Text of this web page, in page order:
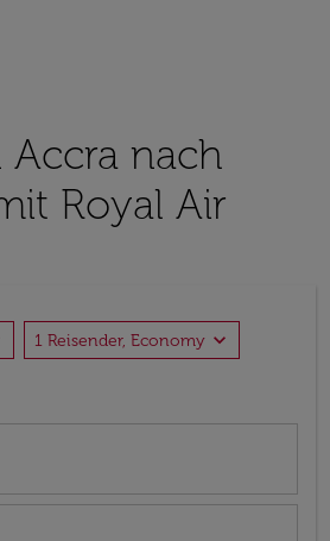
Accra nach
Royal Air
1 Reisender, Economy expand_more